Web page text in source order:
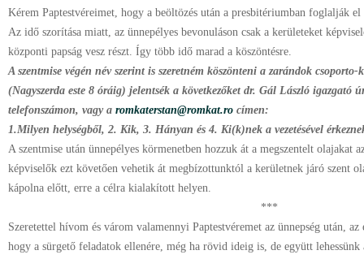
Kérem Paptestvéreimet, hogy a beöltözés után a presbitériumban foglalják
Az idő szorítása miatt, az ünnepélyes bevonuláson csak a kerületeket
központi papság vesz részt. Így több idő marad a köszöntésre.
A szentmise végén név szerint is szeretném köszönteni a zarándok
(Nagyszerda este 8 óráig) jelentsék a következőket dr. Gál László igazgató
telefonszámon, vagy a romkaterstan@romkat.ro címen:
1.Milyen helységből, 2. Kik, 3. Hányan és 4. Ki(k)nek a vezetésével
A szentmise után ünnepélyes körmenetben hozzuk át a megszentelt olajakat
képviselők ezt követően vehetik át megbízottunktól a kerületnek járó szent
kápolna előtt, erre a célra kialakított helyen.
***
Szeretettel hívom és várom valamennyi Paptestvéremet az ünnepség után,
hogy a sürgető feladatok ellenére, még ha rövid ideig is, de együtt lehessünk